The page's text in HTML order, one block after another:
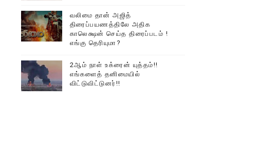
வலிமை தான் அஜித்
திரைப்பயணத்திலே அதிக
காலெக்ஷன் செய்த திரைப்படம் !
எங்கு தெரியுமா?
2ஆம் நாள் உக்ரைன் யுத்தம்!!
எங்களைத் தனிமையில்
விட்டுவிட்டுனர்!!